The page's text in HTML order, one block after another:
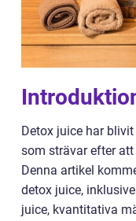
Detox juice har
som strävar efter
Denna artikel
detox juice,
juice, kvantitativa